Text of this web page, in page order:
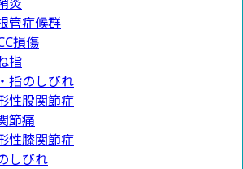
管症候群
損傷
指
指のしびれ
性股関節症
節痛
性膝関節症
しびれ